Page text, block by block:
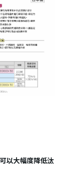
以大幅度降低汰